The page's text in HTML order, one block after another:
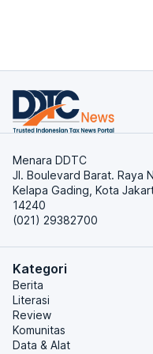
Menara DDTC
Jl. Boulevard Barat. Raya
Kelapa Gading, Kota
14240
(021) 29382700
Kategori
Berita
Literasi
Review
Komunitas
Data & Alat